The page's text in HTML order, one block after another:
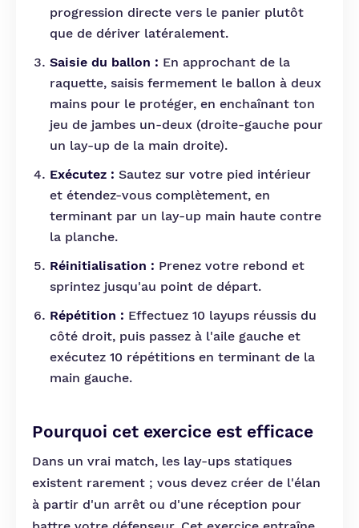
progression directe vers le panier plutôt
que de dériver latéralement.
Saisie du ballon : En approchant de la
raquette, saisis fermement le ballon à deux
mains pour le protéger, en enchaînant ton
jeu de jambes un-deux (droite-gauche pour
un lay-up de la main droite).
Exécutez : Sautez sur votre pied intérieur
et étendez-vous complètement, en
terminant par un lay-up main haute contre
la planche.
Réinitialisation : Prenez votre rebond et
sprintez jusqu'au point de départ.
Répétition : Effectuez 10 layups réussis du
côté droit, puis passez à l'aile gauche et
exécutez 10 répétitions en terminant de la
main gauche.
Pourquoi cet exercice est efficace
Dans un vrai match, les lay-ups statiques
existent rarement ; vous devez créer de l'élan
à partir d'un arrêt ou d'une réception pour